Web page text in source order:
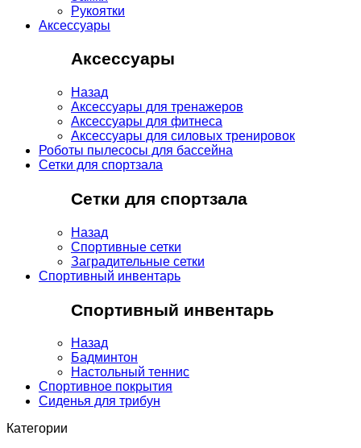
Рукоятки
Аксессуары
Аксессуары
Назад
Аксессуары для тренажеров
Аксессуары для фитнеса
Аксессуары для силовых тренировок
Роботы пылесосы для бассейна
Сетки для спортзала
Сетки для спортзала
Назад
Спортивные сетки
Заградительные сетки
Спортивный инвентарь
Спортивный инвентарь
Назад
Бадминтон
Настольный теннис
Спортивное покрытия
Сиденья для трибун
Категории